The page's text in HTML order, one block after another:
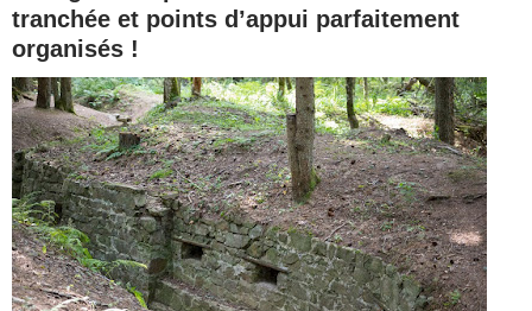
tranchée et points d’appui parfaitement
organisés !